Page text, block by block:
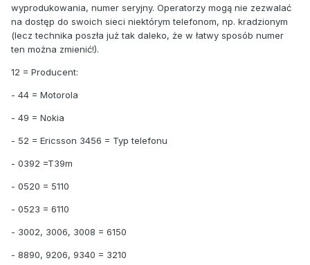
wyprodukowania, numer seryjny. Operatorzy mogą nie zezwalać
na dostęp do swoich sieci niektórym telefonom, np. kradzionym
(lecz technika poszła już tak daleko, że w łatwy sposób numer
ten można zmienić!).
12 = Producent:
- 44 = Motorola
- 49 = Nokia
- 52 = Ericsson 3456 = Typ telefonu
- 0392 =T39m
- 0520 = 5110
- 0523 = 6110
- 3002, 3006, 3008 = 6150
- 8890, 9206, 9340 = 3210